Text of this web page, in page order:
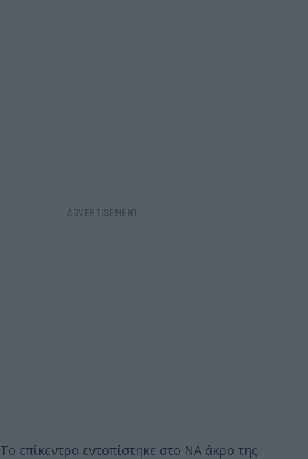
Το επίκεντρο εντοπίστηκε στο ΝΑ άκρο της